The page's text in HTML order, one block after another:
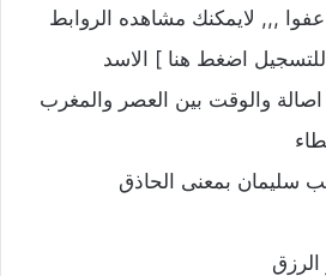
,,, لايمكنك مشاهده الروابط
اضغط هنا ] الاسد
والوقت بين العصر والمغرب
سليمان بمعنى الحاذق